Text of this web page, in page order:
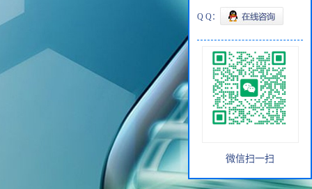
Q Q：
微信扫一扫